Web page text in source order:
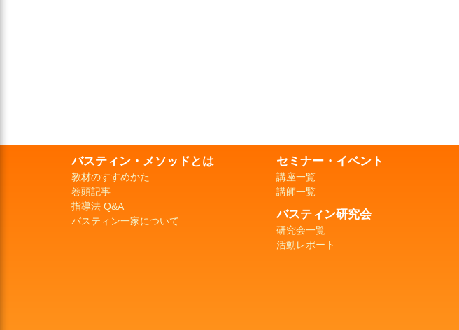
バスティン・メソッドとは
教材のすすめかた
巻頭記事
指導法 Q&A
バスティン一家について
セミナー・イベント
講座一覧
講師一覧
バスティン研究会
研究会一覧
活動レポート